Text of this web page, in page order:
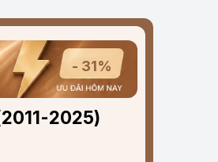
- 31%
2025)